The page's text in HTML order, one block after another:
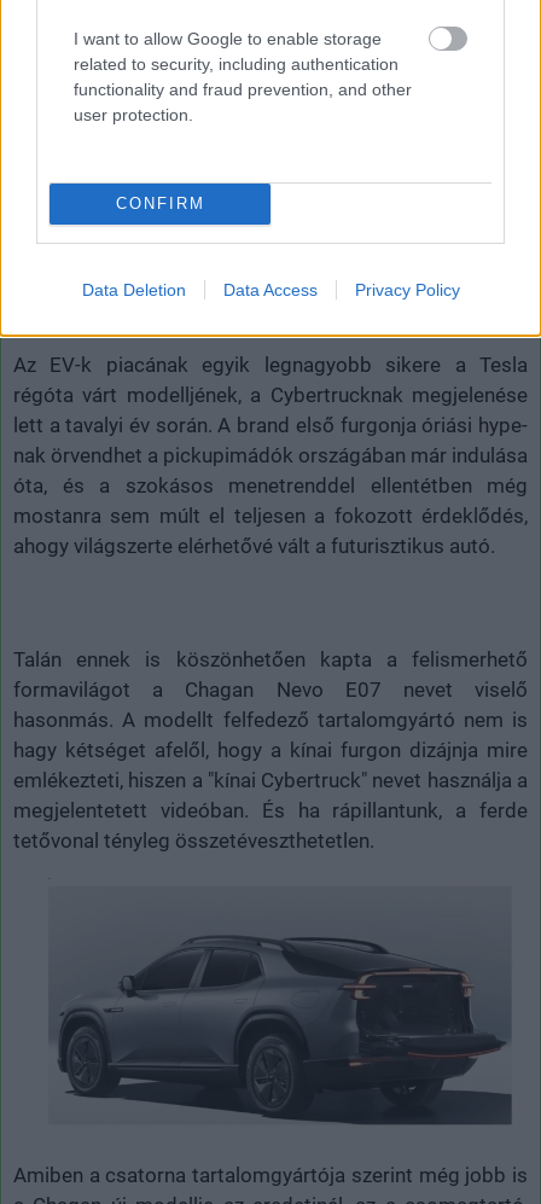
I want to allow Google to enable storage
related to security, including authentication
functionality and fraud prevention, and other
user protection.
CONFIRM
Data Deletion Data Access Privacy Policy
Az EV-k piacának egyik legnagyobb sikere a Tesla
régóta várt modelljének, a Cybertrucknak megjelenése
lett a tavalyi év során. A brand első furgonja óriási hype-
nak örvendhet a pickupimádók országában már indulása
óta, és a szokásos menetrenddel ellentétben még
mostanra sem múlt el teljesen a fokozott érdeklődés,
ahogy világszerte elérhetővé vált a futurisztikus autó.
Talán ennek is köszönhetően kapta a felismerhető
formavilágot a Chagan Nevo E07 nevet viselő
hasonmás. A modellt felfedező tartalomgyártó nem is
hagy kétséget afelől, hogy a kínai furgon dizájnja mire
emlékezteti, hiszen a "kínai Cybertruck" nevet használja a
megjelentetett videóban. És ha rápillantunk, a ferde
tetővonal tényleg összetéveszthetetlen.
Amiben a csatorna tartalomgyártója szerint még jobb is